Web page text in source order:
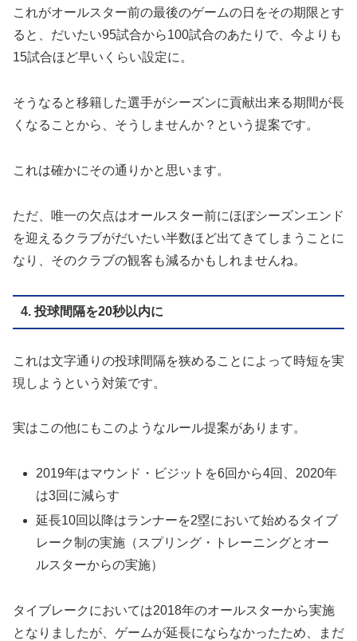
これがオールスター前の最後のゲームの日をその期限とす
ると、だいたい95試合から100試合のあたりで、今よりも
15試合ほど早いくらい設定に。
そうなると移籍した選手がシーズンに貢献出来る期間が長
くなることから、そうしませんか？という提案です。
これは確かにその通りかと思います。
ただ、唯一の欠点はオールスター前にほぼシーズンエンド
を迎えるクラブがだいたい半数ほど出てきてしまうことに
なり、そのクラブの観客も減るかもしれませんね。
4. 投球間隔を20秒以内に
これは文字通りの投球間隔を狭めることによって時短を実
現しようという対策です。
実はこの他にもこのようなルール提案があります。
2019年はマウンド・ビジットを6回から4回、2020年
は3回に減らす
延長10回以降はランナーを2塁において始めるタイブ
レーク制の実施（スプリング・トレーニングとオー
ルスターからの実施）
タイブレークにおいては2018年のオールスターから実施
となりましたが、ゲームが延長にならなかったため、まだ